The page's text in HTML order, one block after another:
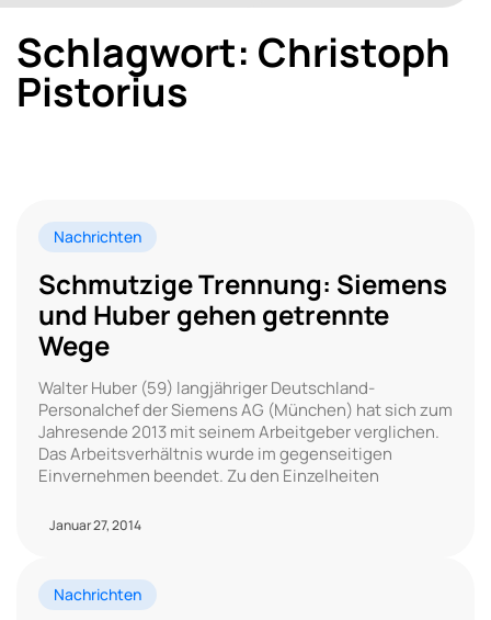
Schlagwort: Christoph
Pistorius
Nachrichten
Schmutzige Trennung: Siemens
und Huber gehen getrennte
Wege
Walter Huber (59) langjähriger Deutschland-
Personalchef der Siemens AG (München) hat sich zum
Jahresende 2013 mit seinem Arbeitgeber verglichen.
Das Arbeitsverhältnis wurde im gegenseitigen
Einvernehmen beendet. Zu den Einzelheiten
Januar 27, 2014
Nachrichten